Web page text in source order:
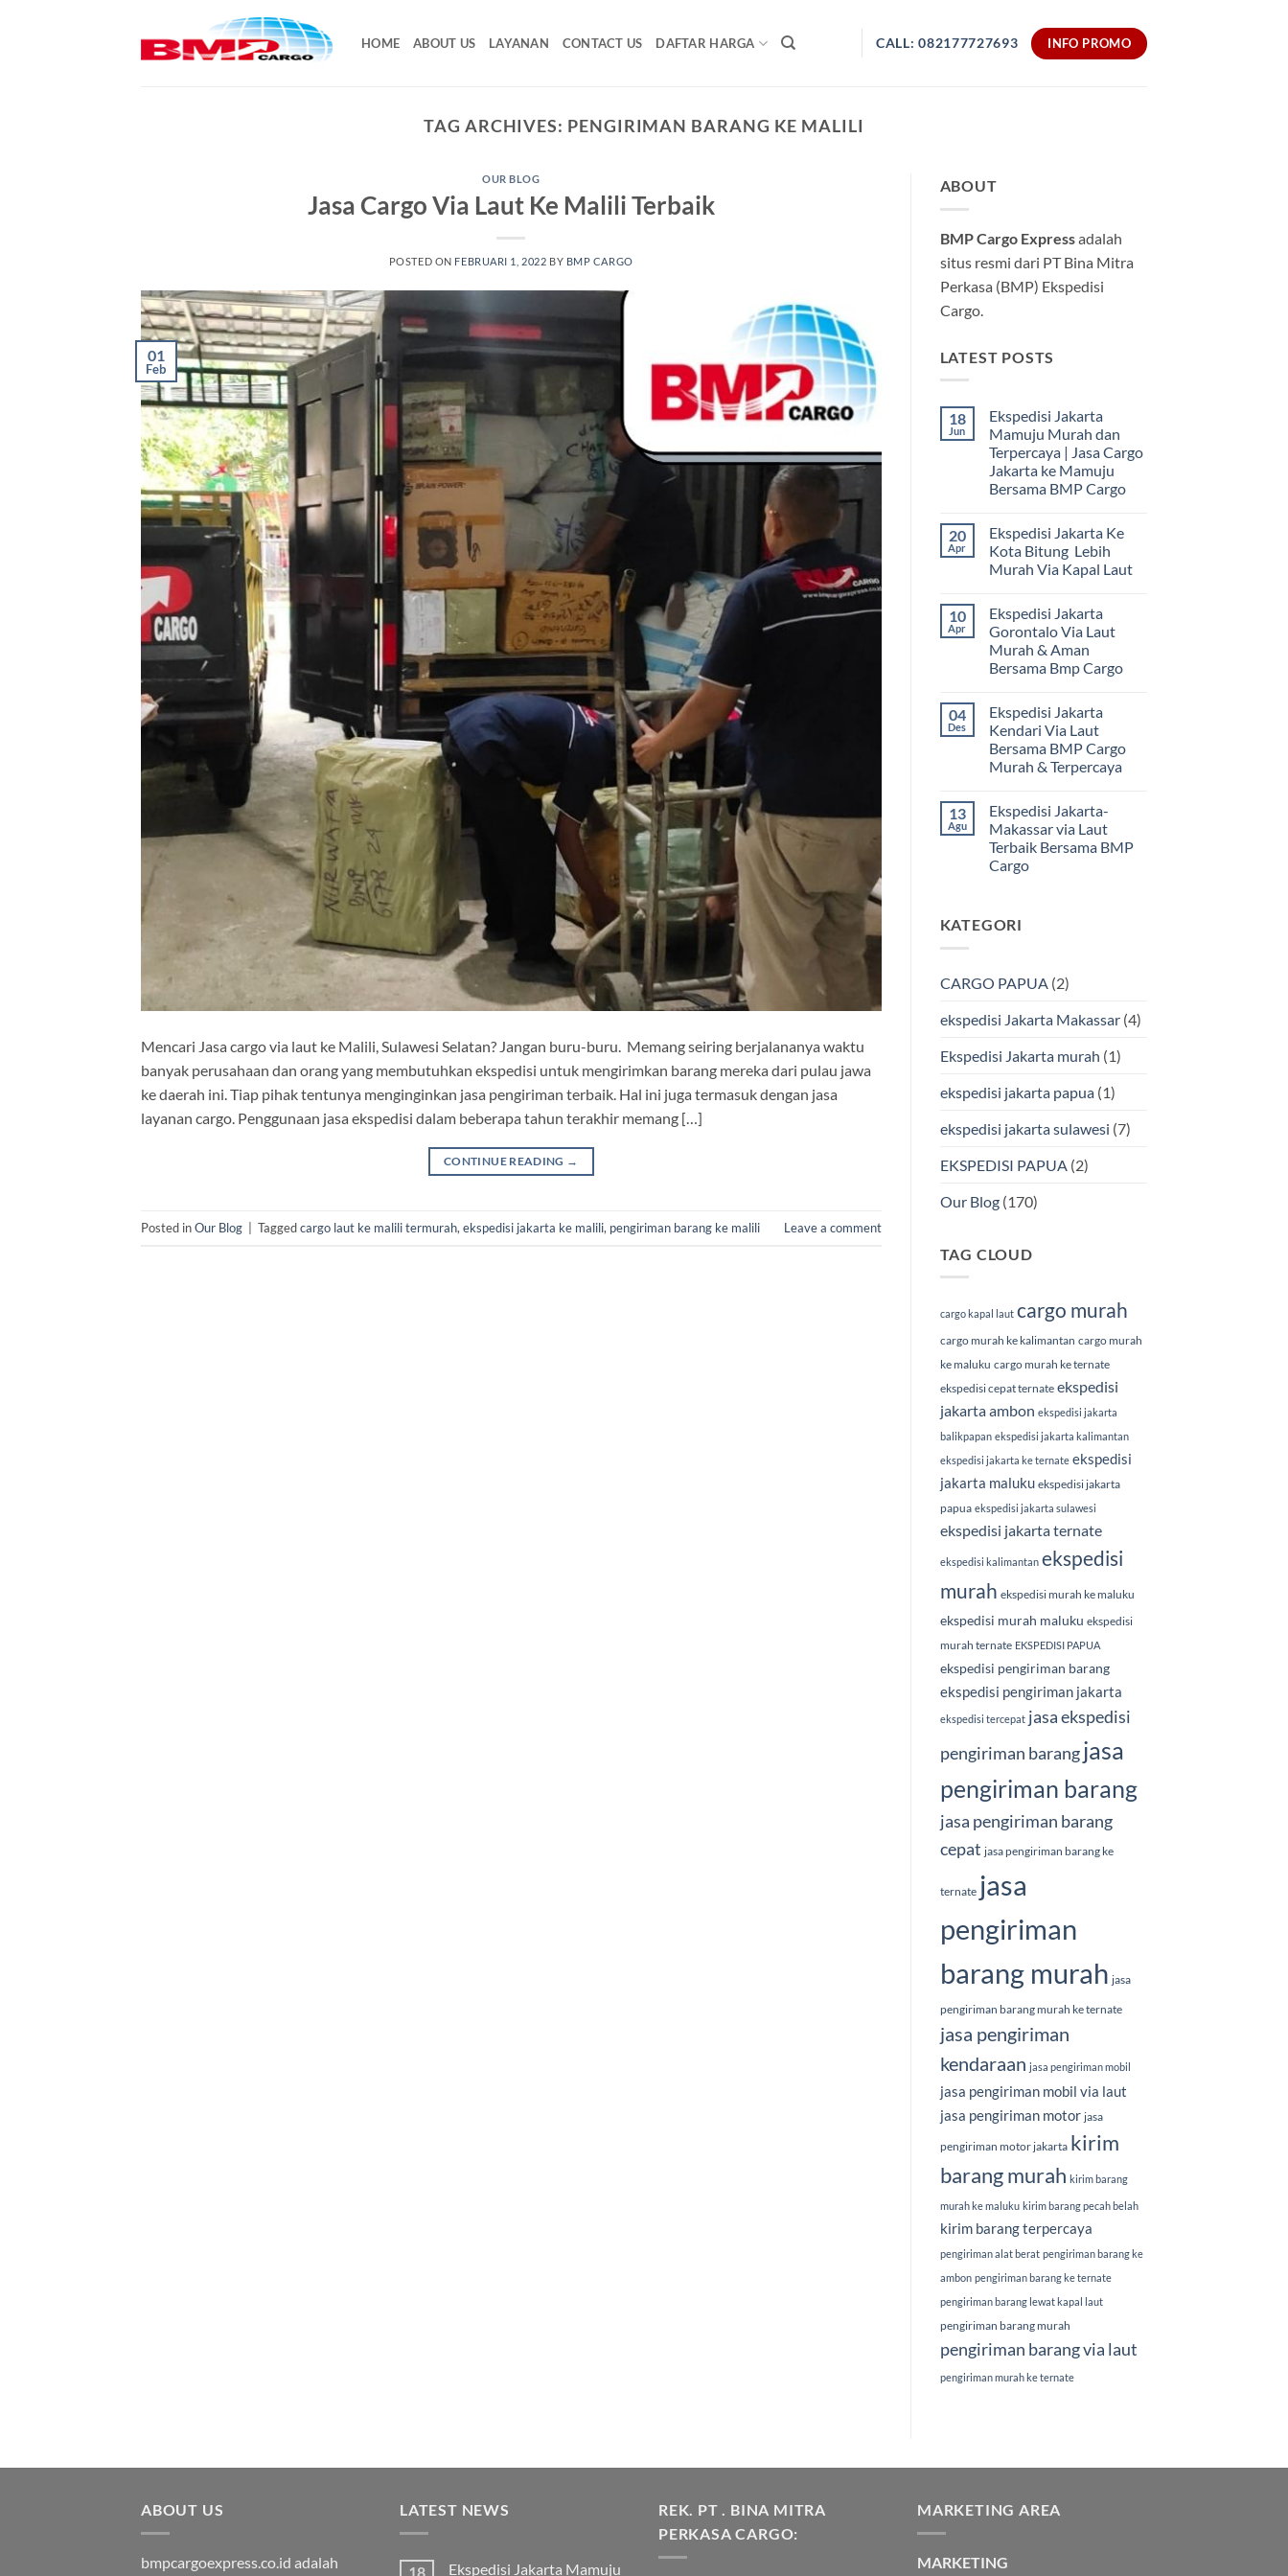
HOME ABOUT US LAYANAN CONTACT US DAFTAR HARGA CALL: 082177727693 INFO PROMO
TAG ARCHIVES: PENGIRIMAN BARANG KE MALILI
OUR BLOG
Jasa Cargo Via Laut Ke Malili Terbaik
POSTED ON FEBRUARI 1, 2022 BY BMP CARGO
01
Feb
Mencari Jasa cargo via laut ke Malili, Sulawesi Selatan? Jangan buru-buru. Memang seiring berjalananya waktu
banyak perusahaan dan orang yang membutuhkan ekspedisi untuk mengirimkan barang mereka dari pulau jawa
ke daerah ini. Tiap pihak tentunya menginginkan jasa pengiriman terbaik. Hal ini juga termasuk dengan jasa
layanan cargo. Penggunaan jasa ekspedisi dalam beberapa tahun terakhir memang […]
CONTINUE READING →
Posted inOur Blog Taggedcargo laut ke malili termurah, ekspedisi jakarta ke malili, pengiriman barang ke malili Leave a comment
ABOUT
BMP Cargo Expressadalah
situs resmi dari PT Bina Mitra
Perkasa (BMP) Ekspedisi
Cargo.
LATEST POSTS
18
Jun
Ekspedisi Jakarta
Mamuju Murah dan
Terpercaya | Jasa Cargo
Jakarta ke Mamuju
Bersama BMP Cargo
komentar
pada
Ekspedisi
Jakarta
dan
Terpercaya
|
Jasa
Cargo
Jakarta
Bersama
BMP
Cargo
20
Apr
Ekspedisi Jakarta Ke
Kota Bitung Lebih
Murah Via Kapal Laut
komentar
pada
Ekspedisi
Jakarta
Ke
Kota
Murah
Via
Kapal
Laut
10
Apr
Ekspedisi Jakarta
Gorontalo Via Laut
Murah & Aman
Bersama Bmp Cargo
komentar
pada
Ekspedisi
Jakarta
Gorontalo
Via
&
Aman
Bersama
Bmp
Cargo
04
Des
Ekspedisi Jakarta
Kendari Via Laut
Bersama BMP Cargo
Murah & Terpercaya
komentar
pada
Ekspedisi
Jakarta
Kendari
Via
Cargo
13
Agu
Ekspedisi Jakarta-
Makassar via Laut
Terbaik Bersama BMP
Cargo
pada
Ekspedisi
Laut
BMP
KATEGORI
CARGO PAPUA(2)
ekspedisi Jakarta Makassar(4)
Ekspedisi Jakarta murah (1)
ekspedisi jakarta papua(1)
ekspedisi jakarta sulawesi (7)
EKSPEDISI PAPUA(2)
Our Blog(170)
TAG CLOUD
cargo kapal laut cargo murah
cargo murah ke kalimantan cargo murah
ke maluku cargo murah ke ternate
ekspedisi cepat ternate ekspedisi
jakarta ambon ekspedisi jakarta
balikpapan ekspedisi jakarta kalimantan
ekspedisi jakarta ke ternate ekspedisi
jakarta maluku ekspedisi jakarta
papua ekspedisi jakarta sulawesi
ekspedisi jakarta ternate
ekspedisi kalimantan ekspedisi
murah ekspedisi murah ke maluku
ekspedisi murah maluku ekspedisi
murah ternate EKSPEDISI PAPUA
ekspedisi pengiriman barang
ekspedisi pengiriman jakarta
ekspedisi tercepat jasa ekspedisi
pengiriman barang jasa
pengiriman barang
jasa pengiriman barang
cepat jasa pengiriman barang ke
ternate jasa
pengiriman
barang murah jasa
pengiriman barang murah ke ternate
jasa pengiriman
kendaraan jasa pengiriman mobil
jasa pengiriman mobil via laut
jasa pengiriman motor jasa
pengiriman motor jakarta kirim
barang murah kirim barang
murah ke maluku kirim barang pecah belah
kirim barang terpercaya
pengiriman alat berat pengiriman barang ke
ambon pengiriman barang ke ternate
pengiriman barang lewat kapal laut
pengiriman barang murah
pengiriman barang via laut
pengiriman murah ke ternate
ABOUT US
bmpcargoexpress.co.id adalah
LATEST NEWS
18 Ekspedisi Jakarta Mamuju
REK. PT . BINA MITRA
PERKASA CARGO:
MARKETING AREA
MARKETING